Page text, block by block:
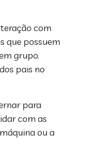
com
que possuem
grupo.
pais no
para
com as
ou a